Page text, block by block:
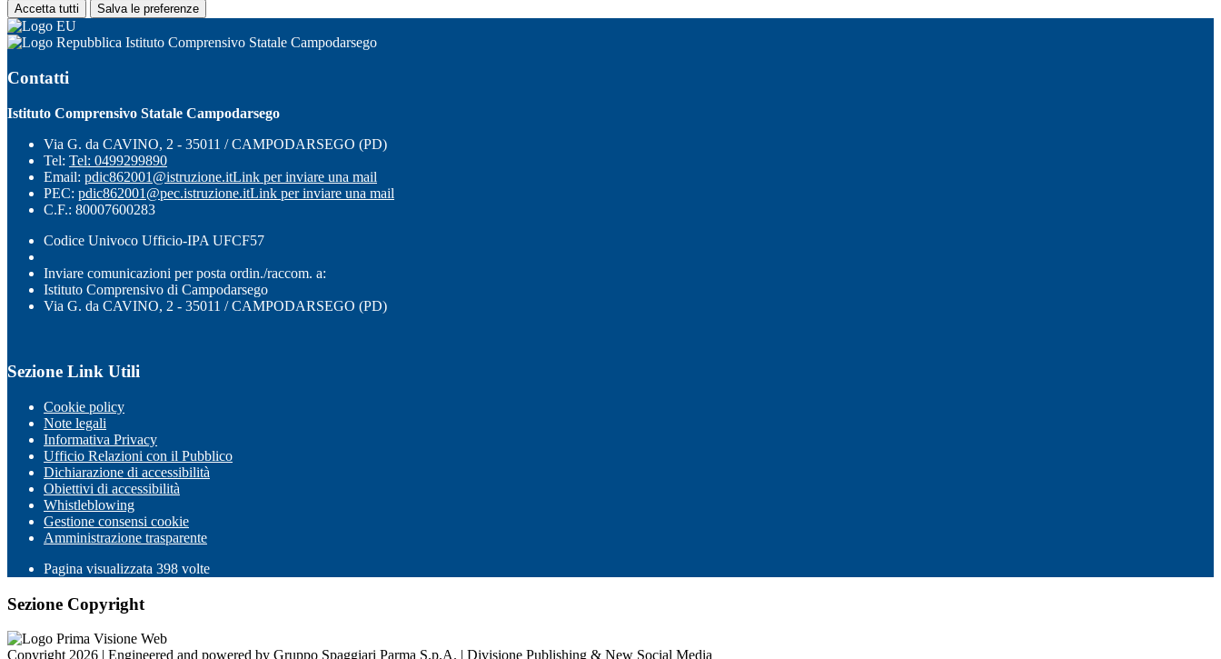
Accetta tutti Salva le preferenze
Istituto Comprensivo Statale Campodarsego
Contatti
Istituto Comprensivo Statale Campodarsego
Via G. da CAVINO, 2 - 35011 / CAMPODARSEGO (PD)
Tel: Tel: 0499299890
Email: pdic862001@istruzione.itLink per inviare una mail
PEC: pdic862001@pec.istruzione.itLink per inviare una mail
C.F.: 80007600283
Codice Univoco Ufficio-IPA UFCF57
Inviare comunicazioni per posta ordin./raccom. a:
Istituto Comprensivo di Campodarsego
Via G. da CAVINO, 2 - 35011 / CAMPODARSEGO (PD)
Sezione Link Utili
Cookie policy
Note legali
Informativa Privacy
Ufficio Relazioni con il Pubblico
Dichiarazione di accessibilità
Obiettivi di accessibilità
Whistleblowing
Gestione consensi cookie
Amministrazione trasparente
Pagina visualizzata 398 volte
Sezione Copyright
Copyright 2026 | Engineered and powered by Gruppo Spaggiari Parma S.p.A. | Divisione Publishing & New Social Media